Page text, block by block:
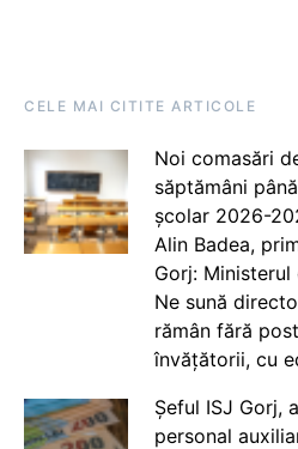
CELE MAI CITITE ARTICOLE
Noi comasări
săptămâni
școlar 2026-
Alin Badea,
Gorj:
Ne sună
rămân fără
învățătorii, cu
Șeful ISJ Gorj,
personal